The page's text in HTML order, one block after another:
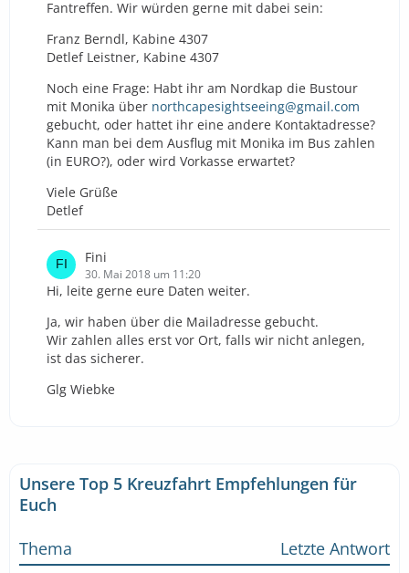
Fantreffen. Wir würden gerne mit dabei sein:
Franz Berndl, Kabine 4307
Detlef Leistner, Kabine 4307
Noch eine Frage: Habt ihr am Nordkap die Bustour
mit Monika über northcapesightseeing@gmail.com
gebucht, oder hattet ihr eine andere Kontaktadresse?
Kann man bei dem Ausflug mit Monika im Bus zahlen
(in EURO?), oder wird Vorkasse erwartet?
Viele Grüße
Detlef
Fini
30. Mai 2018 um 11:20
Hi, leite gerne eure Daten weiter.
Ja, wir haben über die Mailadresse gebucht.
Wir zahlen alles erst vor Ort, falls wir nicht anlegen,
ist das sicherer.
Glg Wiebke
Unsere Top 5 Kreuzfahrt Empfehlungen für
Euch
Thema
Letzte Antwort